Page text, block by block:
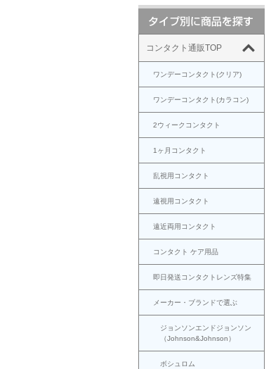
コンタクト通販TOP
ワンデーコンタクト(クリア)
ワンデーコンタクト(カラコン)
2ウィークコンタクト
1ヶ月コンタクト
乱視用コンタクト
遠視用コンタクト
遠近両用コンタクト
コンタクト ケア用品
即日発送コンタクトレンズ特集
メーカー・ブランドで選ぶ
ジョンソンエンドジョンソン
（Johnson&Johnson）
ボシュロム